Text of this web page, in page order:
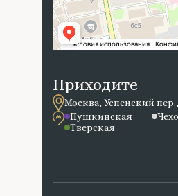
Приходите
Москва, Успенский пер.,
Пушкинская
Тверская